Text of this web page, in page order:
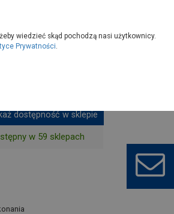
dostępność w sklepie
w 59 sklepach
wiedzieć skąd pochodzą nasi użytkownicy.
Prywatności.